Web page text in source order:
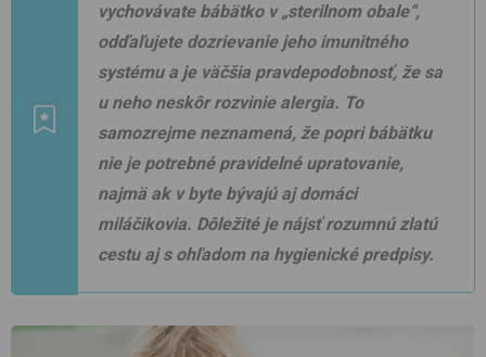
vychovávate bábätko v „sterilnom obale“,
odďaľujete dozrievanie jeho imunitného
systému a je väčšia pravdepodobnosť, že sa
u neho neskôr rozvinie alergia. To
samozrejme neznamená, že popri bábätku
nie je potrebné pravidelné upratovanie,
najmä ak v byte bývajú aj domáci
miláčikovia. Dôležité je nájsť rozumnú zlatú
cestu aj s ohľadom na hygienické predpisy.